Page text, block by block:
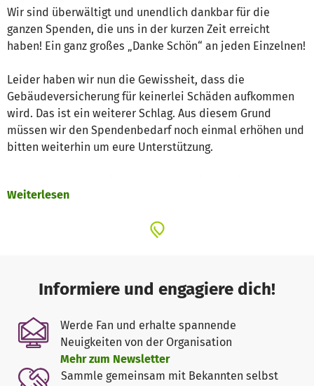
Wir sind überwältigt und unendlich dankbar für die
ganzen Spenden, die uns in der kurzen Zeit erreicht
haben! Ein ganz großes „Danke Schön“ an jeden Einzelnen!
Leider haben wir nun die Gewissheit, dass die
Gebäudeversicherung für keinerlei Schäden aufkommen
wird. Das ist ein weiterer Schlag. Aus diesem Grund
müssen wir den Spendenbedarf noch einmal erhöhen und
bitten weiterhin um eure Unterstützung.
erreicht, dieser stand bis auf Fensterhöhe unter Wasser.
verschwunden sind, mussten wir feststellen, dass der
Auch die im Februar erst frisch gestrichene Fassade hat
im unteren Bereich, in kompletter Höhe der Bootshalle,
Schaden genommen. Hier muss dringend nachgebessert
werden.
-------------------------------------------------------------
Weiterlesen
Informiere und engagiere dich!
Werde Fan und erhalte spannende
Neuigkeiten von der Organisation
Mehr zum Newsletter
Sammle gemeinsam mit Bekannten selbst